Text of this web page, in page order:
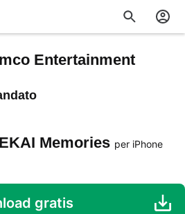
Entertainment
Memories per iPhone
gratis